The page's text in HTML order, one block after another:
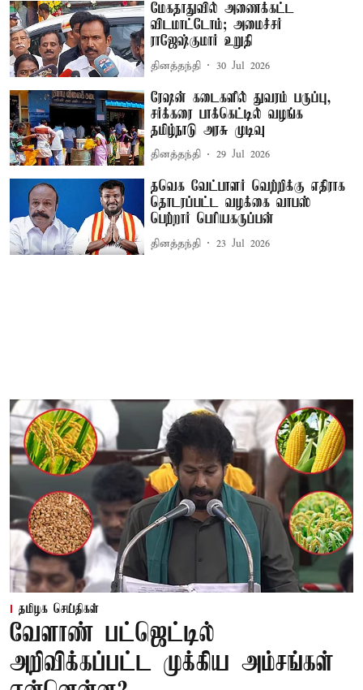
மேகதாதுவில் அணைக்கட்ட
விடமாட்டோம்; அமைச்சர்
ராஜேஷ்குமார் உறுதி
தினத்தந்தி 30 Jul 2026
ரேஷன் கடைகளில் துவரம் பருப்பு,
சர்க்கரை பாக்கெட்டில் வழங்க
தமிழ்நாடு அரசு முடிவு
தினத்தந்தி 29 Jul 2026
தவெக வேட்பாளர் வெற்றிக்கு எதிராக
தொடரப்பட்ட வழக்கை வாபஸ்
பெற்றார் பெரியகருப்பன்
தினத்தந்தி 23 Jul 2026
தமிழக செய்திகள்
வேளாண் பட்ஜெட்டில்
அறிவிக்கப்பட்ட முக்கிய அம்சங்கள்